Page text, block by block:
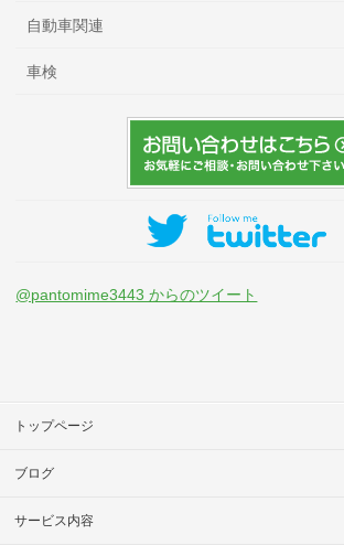
自動車関連
車検
@pantomime3443 からのツイート
トップページ
ブログ
サービス内容